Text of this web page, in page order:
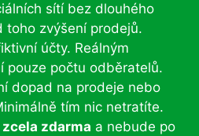
sítí bez dlouhého
toho zvýšení prodejů.
účty. Reálným
pouze počtu odběratelů.
dopad na prodeje nebo
tím nic netratíte.
zcela zdarma a nebude po